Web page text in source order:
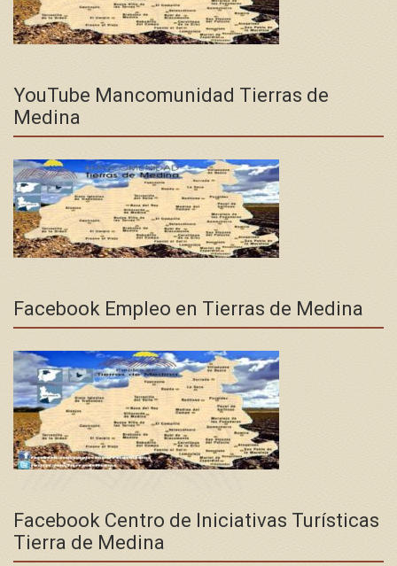
YouTube Mancomunidad Tierras de
Medina
Facebook Empleo en Tierras de Medina
Facebook Centro de Iniciativas Turísticas
Tierra de Medina